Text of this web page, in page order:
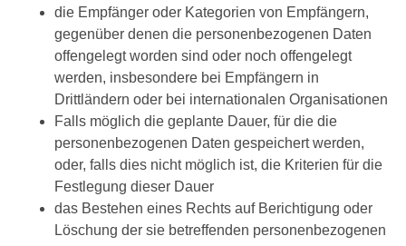
die Empfänger oder Kategorien von Empfängern,
gegenüber denen die personenbezogenen Daten
offengelegt worden sind oder noch offengelegt
werden, insbesondere bei Empfängern in
Drittländern oder bei internationalen Organisationen
Falls möglich die geplante Dauer, für die die
personenbezogenen Daten gespeichert werden,
oder, falls dies nicht möglich ist, die Kriterien für die
Festlegung dieser Dauer
das Bestehen eines Rechts auf Berichtigung oder
Löschung der sie betreffenden personenbezogenen